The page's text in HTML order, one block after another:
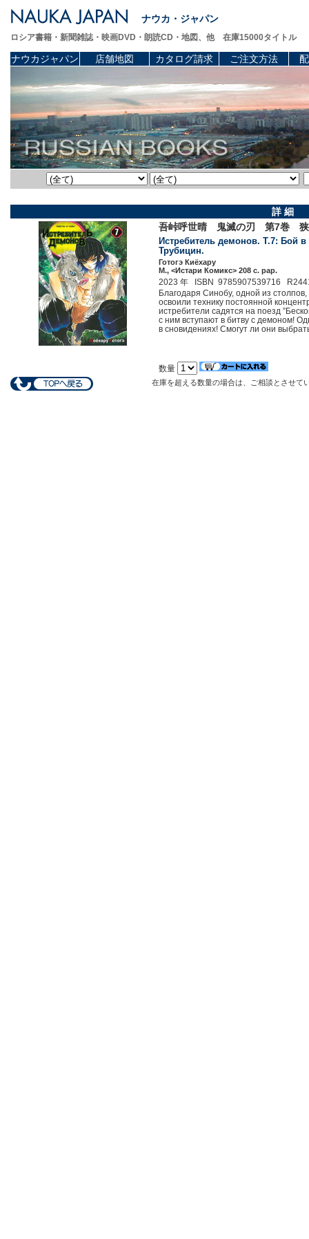
ナウカ・ジャパン
ロシア書籍・新聞雑誌・映画DVD・朗読CD・地図、他 在庫15000タイトル
ナウカジャパン 店舗地図 カタログ請求 ご注文方法
詳 細
吾峠呼世晴 鬼滅の刃 第7巻
Истребитель демонов. Т.7: Бой
Трубицин.
Готогэ Киёхару
М., <Истари Комикс> 208 c. pap.
2023 年 ISBN 9785907539716
Благодаря Синобу, одной из
освоили технику постоянной
истребители садятся на поезд
с ним вступают в битву с демоном!
в сновидениях! Смогут ли они
数量
在庫を超える数量の場合は、ご相談とさせて